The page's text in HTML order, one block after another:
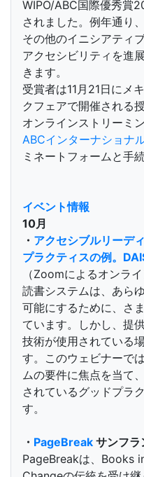
WIPO/ABC国際優秀賞
されました。例年通り
その他のイニシアティ
アクセシビリティを進
きます。
受賞者は11月21日にメ
クフェアで開催される
オンラインストリーミ
ABCインターナショナ
ミネートフォームと手
イベント情報
10月
・ アクセシブルリーデ
プラクティスの例。
（Zoomによるオンラ
読書システムは、あら
可能にするために、さ
ています。しかし、提
技術が使用されている
す。このウェビナーで
ムの要件に焦点を当て
されているグッドプラ
す。
・ PageBreak サンフラ
PageBreakは、Books